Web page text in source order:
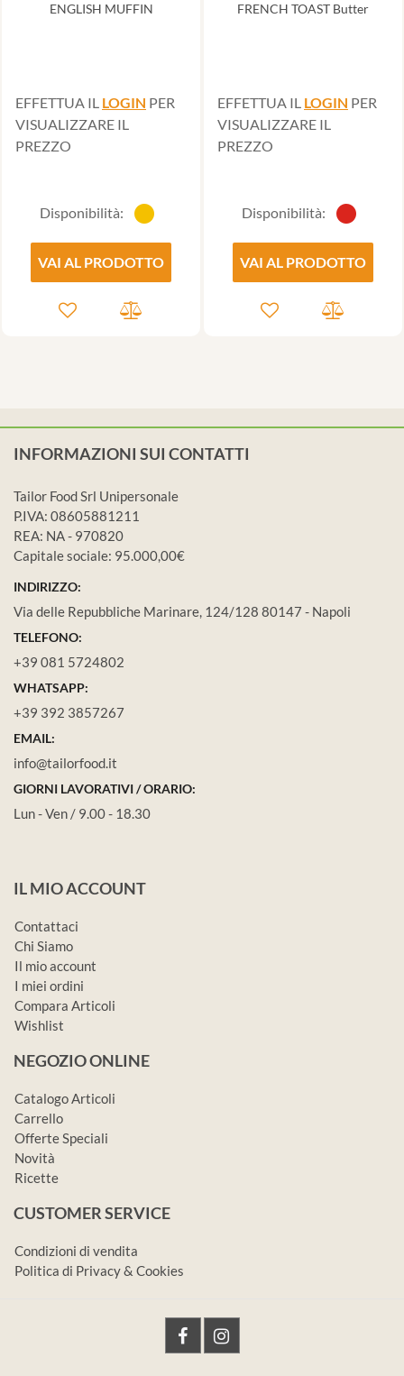
ENGLISH MUFFIN
EFFETTUA IL LOGIN PER
VISUALIZZARE IL
PREZZO
Disponibilità:
VAI AL PRODOTTO
FRENCH TOAST Butter
EFFETTUA IL LOGIN PER
VISUALIZZARE IL
PREZZO
Disponibilità:
VAI AL PRODOTTO
INFORMAZIONI SUI CONTATTI
Tailor Food Srl Unipersonale
P.IVA: 08605881211
REA: NA - 970820
Capitale sociale: 95.000,00€
INDIRIZZO:
Via delle Repubbliche Marinare, 124/128 80147 - Napoli
TELEFONO:
+39 081 5724802
WHATSAPP:
+39 392 3857267
EMAIL:
info@tailorfood.it
GIORNI LAVORATIVI / ORARIO:
Lun - Ven / 9.00 - 18.30
IL MIO ACCOUNT
Contattaci
Chi Siamo
Il mio account
I miei ordini
Compara Articoli
Wishlist
NEGOZIO ONLINE
Catalogo Articoli
Carrello
Offerte Speciali
Novità
Ricette
CUSTOMER SERVICE
Condizioni di vendita
Politica di Privacy & Cookies